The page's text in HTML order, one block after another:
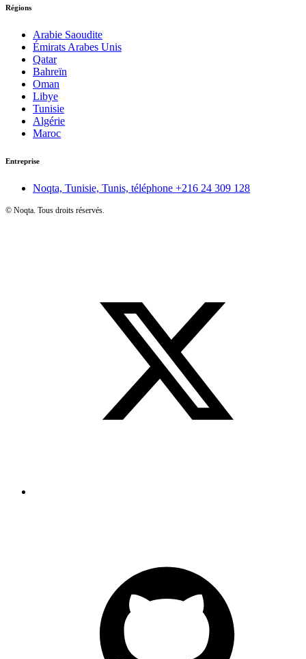
Régions
Arabie Saoudite
Émirats Arabes Unis
Qatar
Bahreïn
Oman
Libye
Tunisie
Algérie
Maroc
Entreprise
Noqta, Tunisie, Tunis, téléphone +216 24 309 128
© Noqta. Tous droits réservés.